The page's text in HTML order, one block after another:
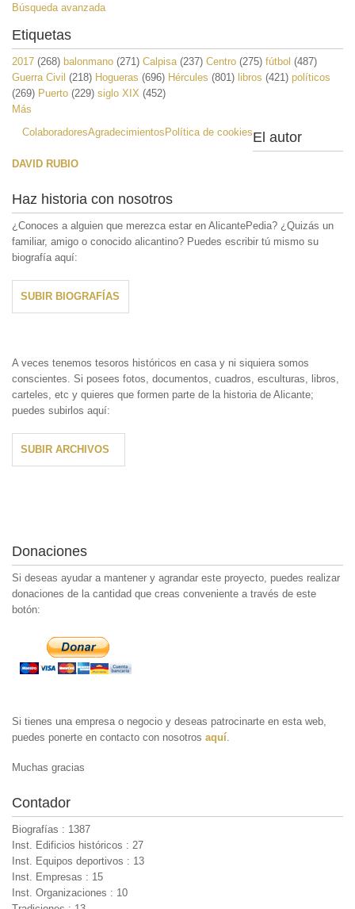
Búsqueda avanzada
Etiquetas
2017 (268) balonmano (271) Calpisa(237) Centro (275) fútbol (487)
Guerra Civil (218) Hogueras (696) Hércules (801) libros (421) políticos
(269) Puerto (229) siglo XIX (452)
Más
ColaboradoresAgradecimientosPolítica de cookiesEl autor
DAVID RUBIO
Haz historia con nosotros
¿Conoces a alguien que merezca estar en AlicantePedia? ¿Quizás un
familiar, amigo o conocido alicantino? Puedes escribir tú mismo su
biografía aquí:
SUBIR BIOGRAFÍAS
A veces tenemos tesoros históricos en casa y ni siquiera somos
conscientes. Si posees fotos, documentos, cuadros, esculturas, libros,
carteles, etc y quieres que formen parte de la historia de Alicante;
puedes subirlos aquí:
SUBIR ARCHIVOS
Donaciones
Si deseas ayudar a mantener y agrandar este proyecto, puedes realizar
donaciones de la cantidad que creas conveniente a través de este
botón:
Si tienes una empresa o negocio y deseas patrocinarte en esta web,
puedes ponerte en contacto con nosotros aquí
Muchas gracias
Contador
Biografías : 1387
Inst. Edificios históricos : 27
Inst. Equipos deportivos : 13
Inst. Empresas : 15
Inst. Organizaciones : 10